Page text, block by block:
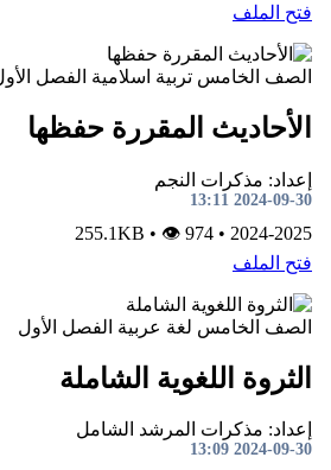
فتح الملف
الصف الخامس تربية اسلامية الفصل الأول
الأحاديث المقررة حفظها
إعداد: مذكرات النجم
2024-09-30 13:11
2024-2025
•
255.1KB
•👁 974
فتح الملف
الصف الخامس لغة عربية الفصل الأول
الثروة اللغوية الشاملة
إعداد: مذكرات المرشد الشامل
2024-09-30 13:09